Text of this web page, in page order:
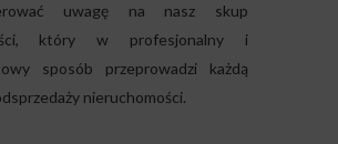
uwagę na nasz skup
który w profesjonalny i
sposób przeprowadzi każdą
nieruchomości.